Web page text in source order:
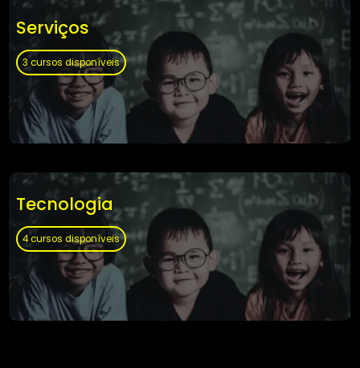
Saúde
84 cursos disponíveis
Serviços
3 cursos disponíveis